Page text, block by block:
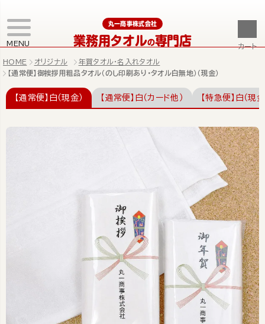
MENU
丸一商事株式会社
業務用タオルの専門店 カート
HOME オリジナル
年賀タオル・名入れタオル
【通常便】御挨拶用粗品タオル（のし印刷あり・タオル白無地）（現金）
【通常便】白（現金） 【通常便】白（カード他） 【特急便】白（現金